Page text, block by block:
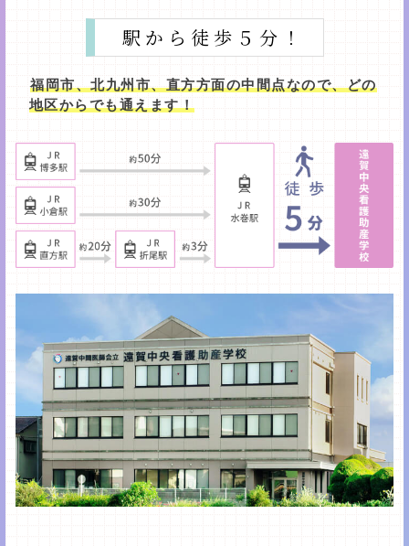
駅から徒歩５分！
福岡市、北九州市、直方方面の中間点なので、どの
地区からでも通えます！